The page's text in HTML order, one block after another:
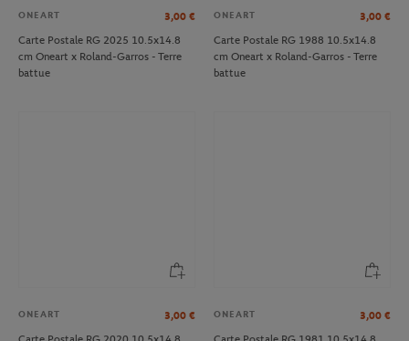
ONEART 3,00 €
Carte Postale RG 2025 10.5x14.8
cm Oneart x Roland-Garros - Terre
battue
ONEART 3,00 €
Carte Postale RG 1988 10.5x14.8
cm Oneart x Roland-Garros - Terre
battue
ONEART 3,00 €
ONEART 3,00 €